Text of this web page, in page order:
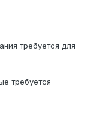
требуется для
требуется